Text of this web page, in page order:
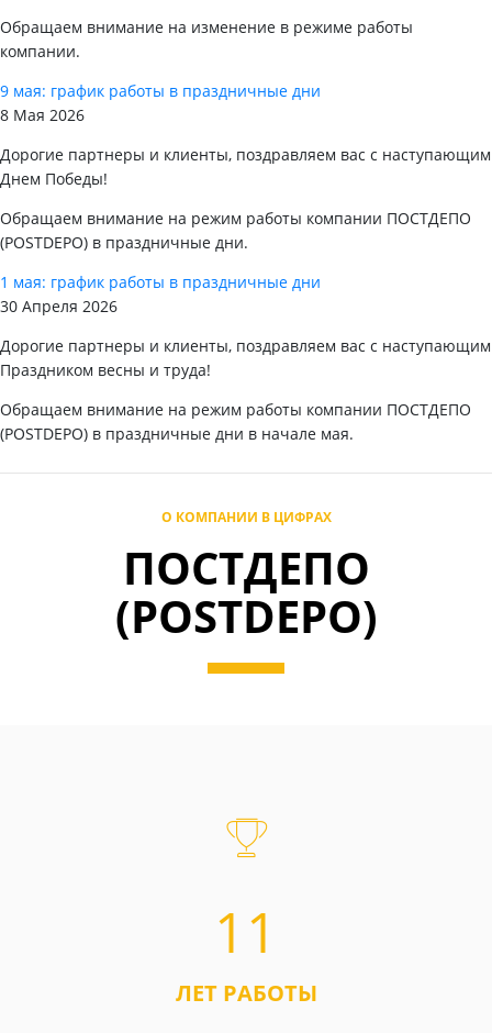
Обращаем внимание на изменение в режиме работы
компании.
9 мая: график работы в праздничные дни
8 Мая 2026
Дорогие партнеры и клиенты, поздравляем вас с наступающим
Днем Победы!
Обращаем внимание на режим работы компании ПОСТДЕПО
(POSTDEPO) в праздничные дни.
1 мая: график работы в праздничные дни
30 Апреля 2026
Дорогие партнеры и клиенты, поздравляем вас с наступающим
Праздником весны и труда!
Обращаем внимание на режим работы компании ПОСТДЕПО
(POSTDEPO) в праздничные дни в начале мая.
О КОМПАНИИ В ЦИФРАХ
ПОСТДЕПО
(POSTDEPO)
11
ЛЕТ РАБОТЫ